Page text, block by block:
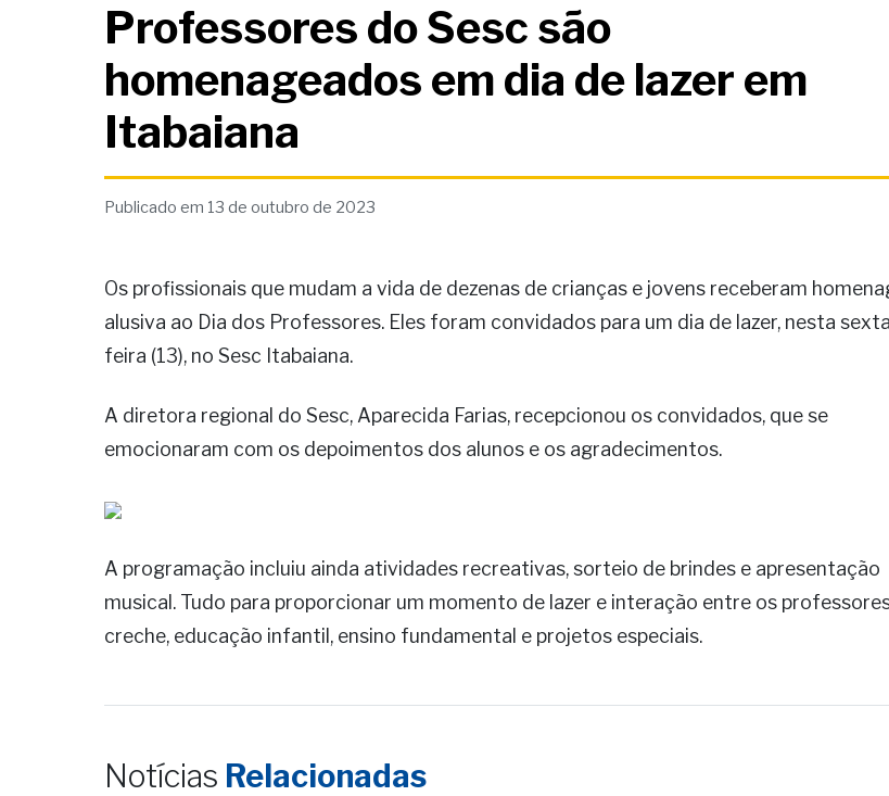
Professores do Sesc são
homenageados em dia de lazer em
Itabaiana
Publicado em 13 de outubro de 2023
Os profissionais que mudam a vida de dezenas de crianças e jovens receberam
alusiva ao Dia dos Professores. Eles foram convidados para um dia de lazer, nesta
feira (13), no Sesc Itabaiana.
A diretora regional do Sesc, Aparecida Farias, recepcionou os convidados, que se
emocionaram com os depoimentos dos alunos e os agradecimentos.
A programação incluiu ainda atividades recreativas, sorteio de brindes e apresentação
musical. Tudo para proporcionar um momento de lazer e interação entre os
creche, educação infantil, ensino fundamental e projetos especiais.
Notícias Relacionadas